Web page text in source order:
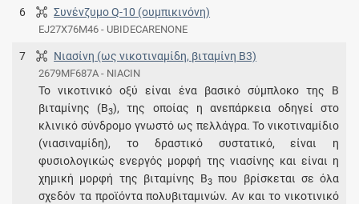
6 Συνένζυμο Q-10 (ουμπικινόνη)
EJ27X76M46 - UBIDECARENONE
7 Νιασίνη (ως νικοτιναμίδη, βιταμίνη Β3)
2679MF687A - NIACIN
Το νικοτινικό οξύ είναι ένα βασικό σύμπλοκο της Β
βιταμίνης (Β3), της οποίας η ανεπάρκεια οδηγεί στο
κλινικό σύνδρομο γνωστό ως πελλάγρα. Το νικοτιναμίδιο
(νιασιναμίδη), το δραστικό συστατικό, είναι η
φυσιολογικώς ενεργός μορφή της νιασίνης και είναι η
χημική μορφή της βιταμίνης Β3 που βρίσκεται σε όλα
σχεδόν τα προϊόντα πολυβιταμινών. Αν και το νικοτινικό